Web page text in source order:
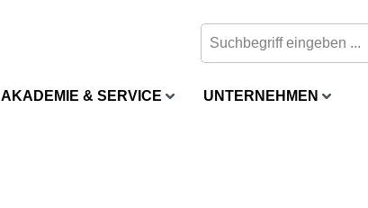
AKADEMIE & SERVICE UNTERNEHMEN